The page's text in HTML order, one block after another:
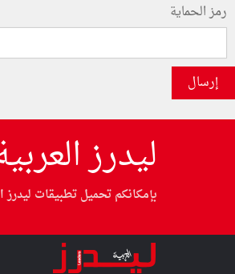
رمز الحماية
إرسال
ليدرز
بإمكانكم تحميل تطبيقات